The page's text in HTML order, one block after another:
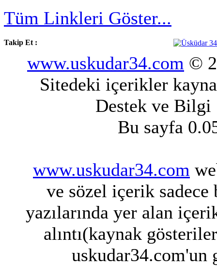
Tüm Linkleri Göster...
Takip Et :
www.uskudar34.com ©
Sitedeki içerikler
Destek ve
Bu sayfa
www.uskudar34.com
ve sözel içerik sadece
yazılarında yer alan
alıntı(kaynak
uskudar34.com'un